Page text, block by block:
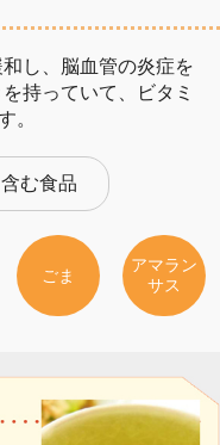
し、脳血管の炎症を
持っていて、ビタミ
。
む食品
ごま
アマラン
サス